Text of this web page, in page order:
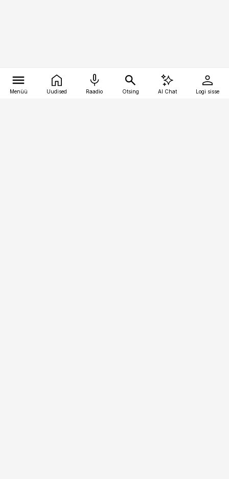
Menüü Uudised Raadio Otsing AI Chat Logi sisse